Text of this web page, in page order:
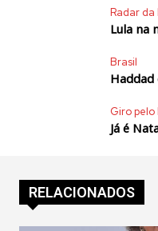
Radar da
Lula na
Brasil
Haddad
Giro pelo
Já é
RELACIONADOS